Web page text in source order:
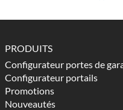
PRODUITS
Configurateur portes de
Configurateur portails
Promotions
Nouveautés